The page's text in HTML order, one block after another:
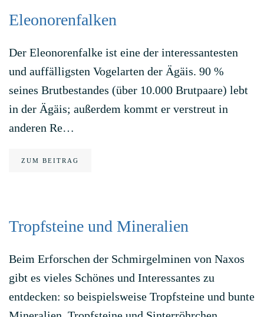
Eleonorenfalken
Der Eleonorenfalke ist eine der interessantesten
und auffälligsten Vogelarten der Ägäis. 90 %
seines Brutbestandes (über 10.000 Brutpaare) lebt
in der Ägäis; außerdem kommt er verstreut in
anderen Re…
ZUM BEITRAG
Tropfsteine und Mineralien
Beim Erforschen der Schmirgelminen von Naxos
gibt es vieles Schönes und Interessantes zu
entdecken: so beispielsweise Tropfsteine und bunte